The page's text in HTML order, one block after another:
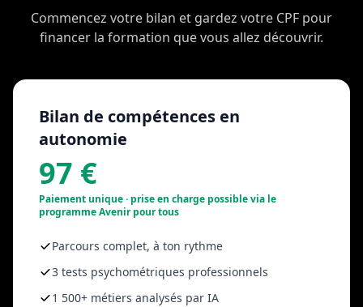
Commencez votre bilan et gardez votre CPF pour
financer la formation que vous allez découvrir.
Bilan de compétences en
autonomie
97 €
Paiement unique · prise en charge possible via le
programme Avenir pour tous
Parcours complet, à ton rythme
3 tests psychométriques professionnels
1 500+ métiers analysés par IA